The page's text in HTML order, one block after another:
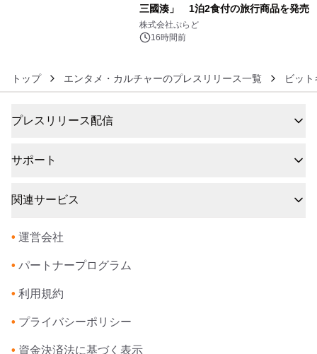
三國湊」 1泊2食付の旅行商品を発売
株式会社ぷらど
16時間前
トップ エンタメ・カルチャーのプレスリリース一覧 ビッ
プレスリリース配信
サポート
関連サービス
• 運営会社
• パートナープログラム
• 利用規約
• プライバシーポリシー
• 資金決済法に基づく表示